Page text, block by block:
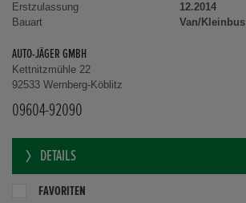
Erstzulassung
12.2014
Bauart
Van/Kleinbus
AUTO-JÄGER GMBH
Kettnitzmühle 22
92533 Wernberg-Köblitz
09604-92090
DETAILS
FAVORITEN